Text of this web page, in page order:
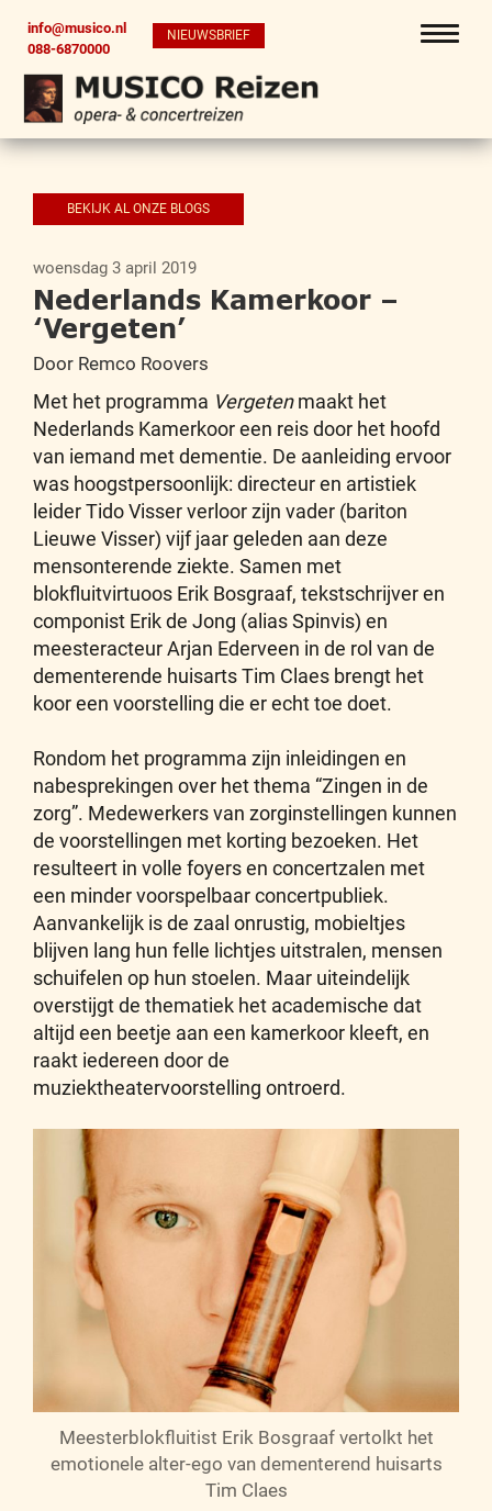
info@musico.nl
088-6870000
NIEUWSBRIEF
BEKIJK AL ONZE BLOGS
woensdag 3 april 2019
Nederlands Kamerkoor –
‘Vergeten’
Door Remco Roovers
Met het programma Vergetenmaakt het
Nederlands Kamerkoor een reis door het hoofd
van iemand met dementie. De aanleiding ervoor
was hoogstpersoonlijk: directeur en artistiek
leider Tido Visser verloor zijn vader (bariton
Lieuwe Visser) vijf jaar geleden aan deze
mensonterende ziekte. Samen met
blokfluitvirtuoos Erik Bosgraaf, tekstschrijver en
componist Erik de Jong (alias Spinvis) en
meesteracteur Arjan Ederveen in de rol van de
dementerende huisarts Tim Claes brengt het
koor een voorstelling die er echt toe doet.
Rondom het programma zijn inleidingen en
nabesprekingen over het thema “Zingen in de
zorg”. Medewerkers van zorginstellingen kunnen
de voorstellingen met korting bezoeken. Het
resulteert in volle foyers en concertzalen met
een minder voorspelbaar concertpubliek.
Aanvankelijk is de zaal onrustig, mobieltjes
blijven lang hun felle lichtjes uitstralen, mensen
schuifelen op hun stoelen. Maar uiteindelijk
overstijgt de thematiek het academische dat
altijd een beetje aan een kamerkoor kleeft, en
raakt iedereen door de
muziektheatervoorstelling ontroerd.
Meesterblokfluitist Erik Bosgraaf vertolkt het
emotionele alter-ego van dementerend huisarts
Tim Claes